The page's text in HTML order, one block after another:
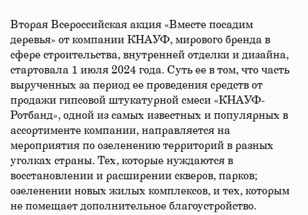
Вторая Всероссийская акция «Вместе посадим
деревья» от компании КНАУФ, мирового бренда в
сфере строительства, внутренней отделки и дизайна,
стартовала 1 июля 2024 года. Суть ее в том, что часть
вырученных за период ее проведения средств от
продажи гипсовой штукатурной смеси «КНАУФ-
Ротбанд», одной из самых известных и популярных в
ассортименте компании, направляется на
мероприятия по озеленению территорий в разных
уголках страны. Тех, которые нуждаются в
восстановлении и расширении скверов, парков;
озеленении новых жилых комплексов, и тех, которым
не помещает дополнительное благоустройство.